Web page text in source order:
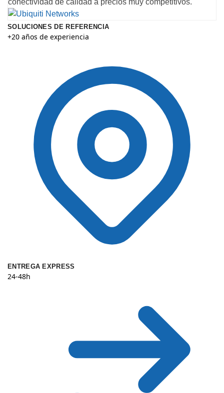
conectividad de calidad a precios muy competitivos.
SOLUCIONES DE REFERENCIA
+20 años de experiencia
ENTREGA EXPRESS
24-48h